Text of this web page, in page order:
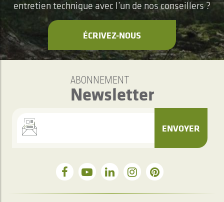
entretien technique avec l’un de nos conseillers ?
ÉCRIVEZ-NOUS
ABONNEMENT
Newsletter
ENVOYER